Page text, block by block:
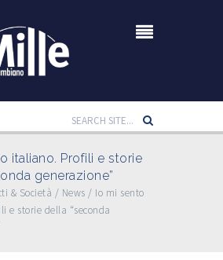
italiano. Profili e storie
generazione”
& Società / News / Io mi sento
e storie della “seconda